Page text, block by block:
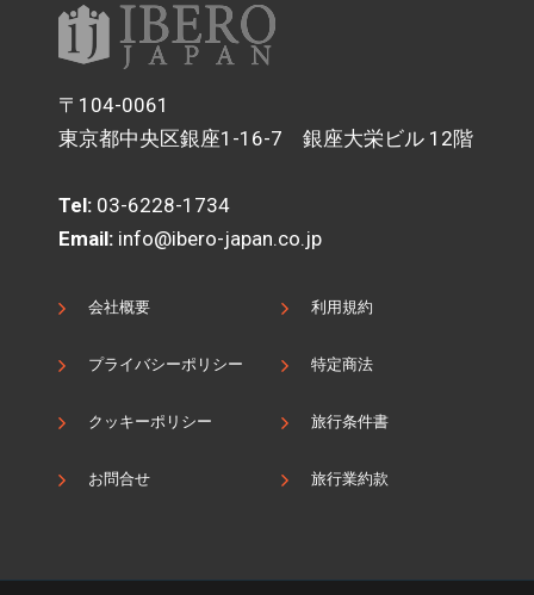
〒104-0061
東京都中央区銀座1-16-7 銀座大栄ビル 12階
Tel: 03-6228-1734
Email: info@ibero-japan.co.jp
会社概要
プライバシーポリシー
クッキーポリシー
お問合せ
利用規約
特定商法
旅行条件書
旅行業約款